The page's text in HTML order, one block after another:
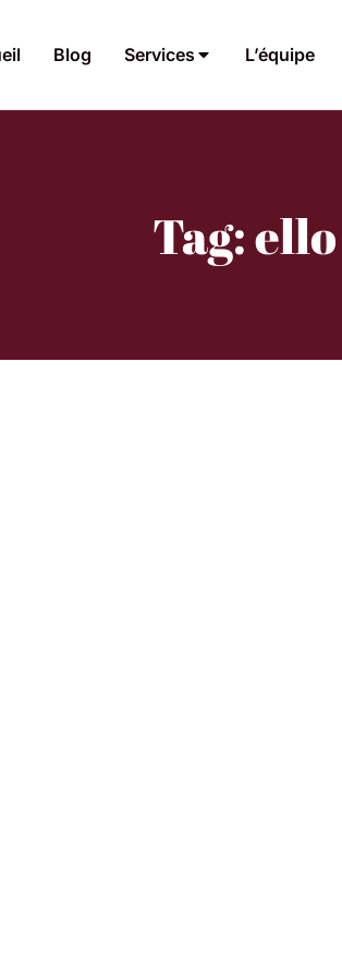
Blog Services L’équipe
Tag: ello